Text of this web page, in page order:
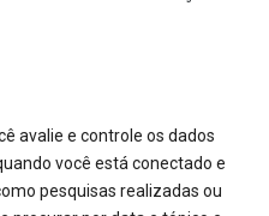
avalie e controle os dados
você está conectado e
pesquisas realizadas ou